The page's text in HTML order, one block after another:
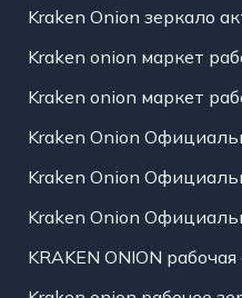
Kraken Onion зеркало
Kraken onion маркет
Kraken onion маркет
Kraken Onion
Kraken Onion
Kraken Onion
KRAKEN ONION